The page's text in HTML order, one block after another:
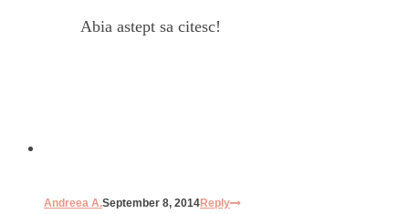
Abia astept sa citesc!
Andreea A.September 8, 2014Reply